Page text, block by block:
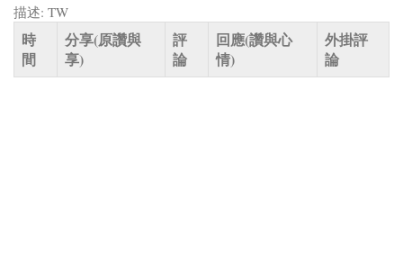
描述: TW
時
間
分享(原讚與
享)
評
論
回應(讚與心
情)
外掛評
論